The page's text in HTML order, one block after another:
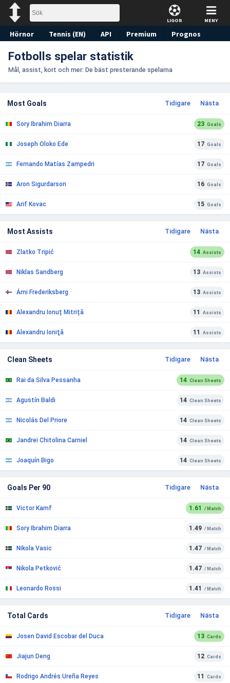
LIGOR MENY
Hörnor Tennis (EN) API Premium Prognos
Fotbolls spelar statistik
Mål, assist, kort och mer: De bäst presterande spelarna
Most Goals Tidigare Nästa
Sory Ibrahim Diarra 23 Goals
Joseph Oloko Ede 17 Goals
Fernando Matías Zampedri 17 Goals
Aron Sigurdarson 16 Goals
Arif Kovac 15 Goals
Most Assists Tidigare Nästa
Zlatko Tripić 14 Assists
Niklas Sandberg 13 Assists
Árni Frederiksberg 13 Assists
Alexandru Ionuț Mitriță 11 Assists
Alexandru Ioniţă 11 Assists
Clean Sheets Tidigare Nästa
Rai da Silva Pessanha 14 Clean Sheets
Agustín Baldi 14 Clean Sheets
Nicolás Del Priore 14 Clean Sheets
Jandrei Chitolina Carniel 14 Clean Sheets
Joaquín Bigo 14 Clean Sheets
Goals Per 90 Tidigare Nästa
Victor Kamf 1.61 / Match
Sory Ibrahim Diarra 1.49 / Match
Nikola Vasic 1.47 / Match
Nikola Petković 1.47 / Match
Leonardo Rossi 1.41 / Match
Total Cards Tidigare Nästa
Josen David Escobar del Duca 13 Cards
Jiajun Deng 12 Cards
Rodrigo Andrés Ureña Reyes 11 Cards